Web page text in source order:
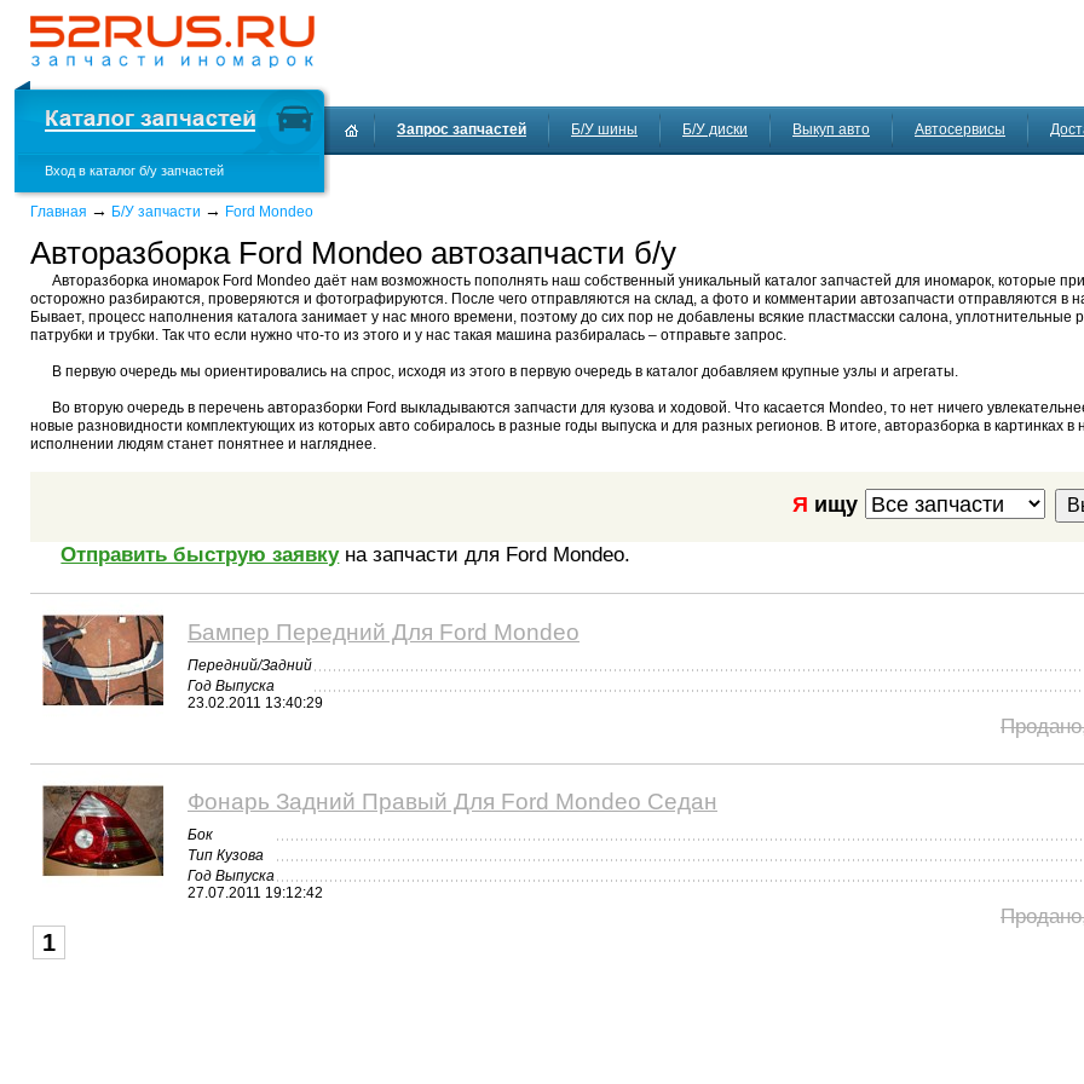
Вход в каталог б/у запчастей
Запрос запчастей Б/У шины Б/У диски Выкуп авто Автосервисы
Главная → Б/У запчасти → Ford Mondeo
Авторазборка Ford Mondeo автозапчасти б/у
Авторазборка иномарок Ford Mondeo даёт нам возможность пополнять наш собственный уникальный каталог запчастей для иномарок, которые
осторожно разбираются, проверяются и фотографируются. После чего отправляются на склад, а фото и комментарии автозапчасти отправляются в
Бывает, процесс наполнения каталога занимает у нас много времени, поэтому до сих пор не добавлены всякие пластмасски салона, уплотнительные
патрубки и трубки. Так что если нужно что-то из этого и у нас такая машина разбиралась – отправьте запрос.
В первую очередь мы ориентировались на спрос, исходя из этого в первую очередь в каталог добавляем крупные узлы и агрегаты.
Во вторую очередь в перечень авторазборки Ford выкладываются запчасти для кузова и ходовой. Что касается Mondeo, то нет ничего
новые разновидности комплектующих из которых авто собиралось в разные годы выпуска и для разных регионов. В итоге, авторазборка в картинках в
исполнении людям станет понятнее и нагляднее.
Я ищу
Отправить быструю заявкуна запчасти для Ford Mondeo.
Бампер Передний Для Ford Mondeo
Передний/Задний
Год Выпуска
23.02.2011 13:40:29
Фонарь Задний Правый Для Ford Mondeo Седан
Бок
Тип Кузова
Год Выпуска
27.07.2011 19:12:42
1